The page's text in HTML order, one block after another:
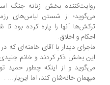
بخش زنانه جنگ است و
از شستن لباس‌های
آنها را پاره کرده بود تا
و اخلاق.
دیدار با آقای خامنه‌ای که در آن
بخش ذکر کردند و خانم جنیدی از
و از اینکه چطور حمید
خانه‌شان کند، اما این‌بار... .